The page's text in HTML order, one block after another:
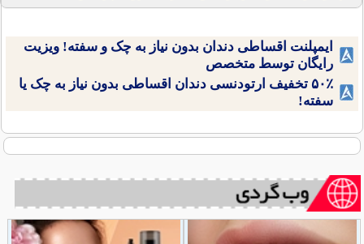
ایمپلنت اقساطی دندان بدون نیاز به چک و سفته! ویزیت
رایگان توسط متخصص
۵۰٪ تخفیف ارتودنسی دندان اقساطی بدون نیاز به چک یا
سفته!